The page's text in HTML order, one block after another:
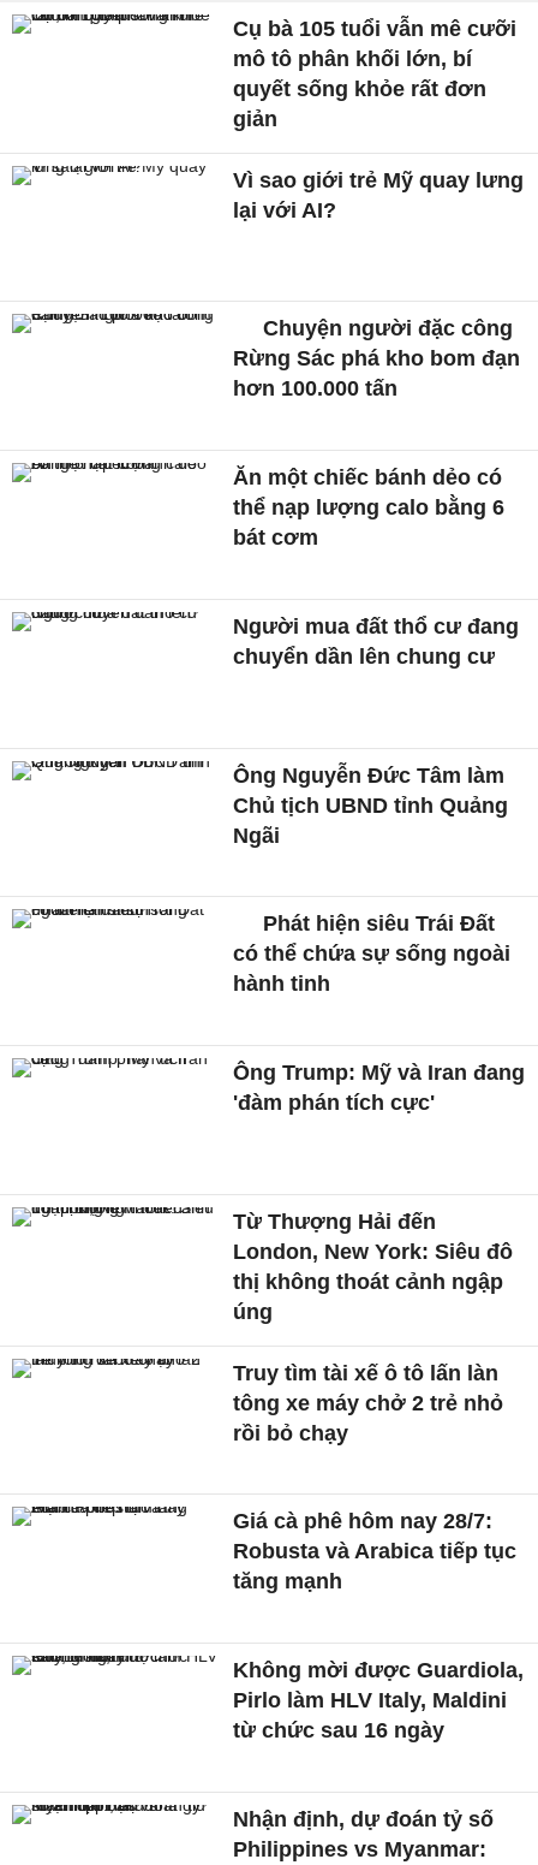
Cụ bà 105 tuổi vẫn mê cưỡi
mô tô phân khối lớn, bí
quyết sống khỏe rất đơn
giản
Vì sao giới trẻ Mỹ quay lưng
lại với AI?
Chuyện người đặc công
Rừng Sác phá kho bom đạn
hơn 100.000 tấn
Ăn một chiếc bánh dẻo có
thể nạp lượng calo bằng 6
bát cơm
Người mua đất thổ cư đang
chuyển dần lên chung cư
Ông Nguyễn Đức Tâm làm
Chủ tịch UBND tỉnh Quảng
Ngãi
Phát hiện siêu Trái Đất
có thể chứa sự sống ngoài
hành tinh
Ông Trump: Mỹ và Iran đang
'đàm phán tích cực'
Từ Thượng Hải đến
London, New York: Siêu đô
thị không thoát cảnh ngập
úng
Truy tìm tài xế ô tô lấn làn
tông xe máy chở 2 trẻ nhỏ
rồi bỏ chạy
Giá cà phê hôm nay 28/7:
Robusta và Arabica tiếp tục
tăng mạnh
Không mời được Guardiola,
Pirlo làm HLV Italy, Maldini
từ chức sau 16 ngày
Nhận định, dự đoán tỷ số
Philippines vs Myanmar: